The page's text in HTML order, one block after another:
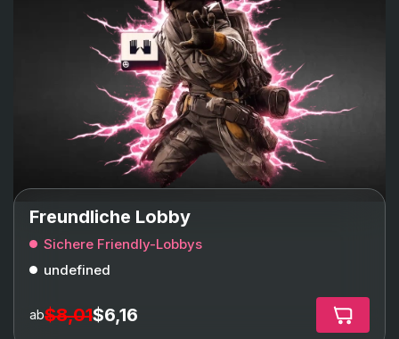
Freundliche Lobby
Sichere Friendly-Lobbys
undefined
ab$8,01$6,16